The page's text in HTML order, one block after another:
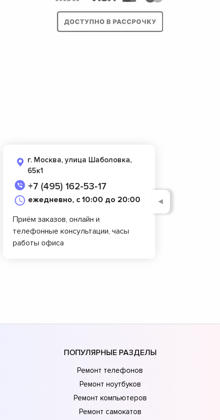
г. Москва, улица Шаболовка,
65к1
+7 (495) 162-53-17
ежедневно, с 10:00 до 20:00
Приём заказов, онлайн и
телефонные консультации, часы
работы офиса
◄
ПОПУЛЯРНЫЕ РАЗДЕЛЫ
Ремонт телефонов
Ремонт ноутбуков
Ремонт компьютеров
Ремонт самокатов